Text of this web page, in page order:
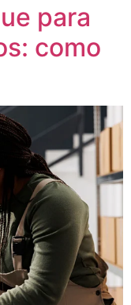
para
como